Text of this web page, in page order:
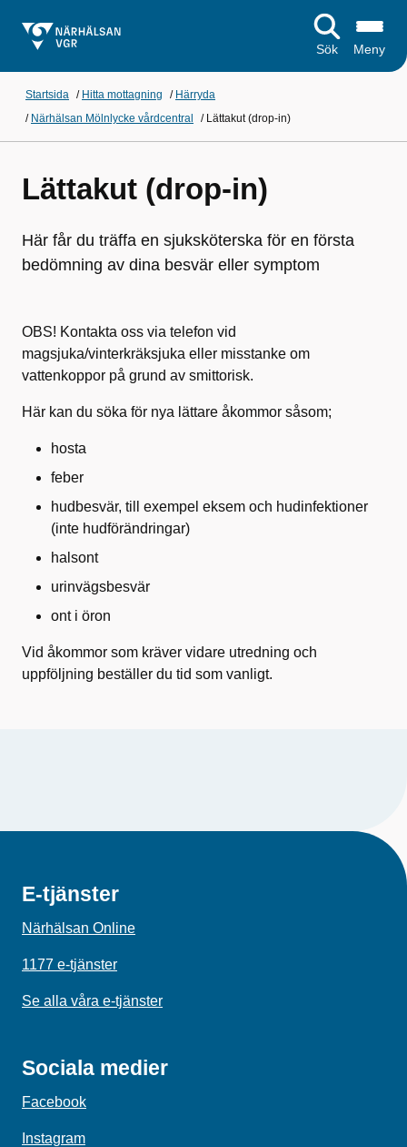
Sök Meny
Startsida / Hitta mottagning / Härryda
/ Närhälsan Mölnlycke vårdcentral / Lättakut (drop-in)
Lättakut (drop-in)
Här får du träffa en sjuksköterska för en första
bedömning av dina besvär eller symptom
OBS! Kontakta oss via telefon vid
magsjuka/vinterkräksjuka eller misstanke om
vattenkoppor på grund av smittorisk.
Här kan du söka för nya lättare åkommor såsom;
hosta
feber
hudbesvär, till exempel eksem och hudinfektioner
(inte hudförändringar)
halsont
urinvägsbesvär
ont i öron
Vid åkommor som kräver vidare utredning och
uppföljning beställer du tid som vanligt.
E-tjänster
Närhälsan Online
1177 e-tjänster
Se alla våra e-tjänster
Sociala medier
Facebook
Instagram